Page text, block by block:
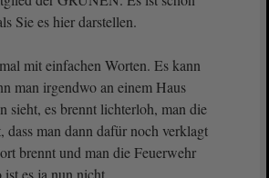
Sie es hier darstellen.
mit einfachen Worten. Es kann
man irgendwo an einem Haus
sieht, es brennt lichterloh, man die
dass man dann dafür noch verklagt
brennt und man die Feuerwehr
ist es ja nun nicht.